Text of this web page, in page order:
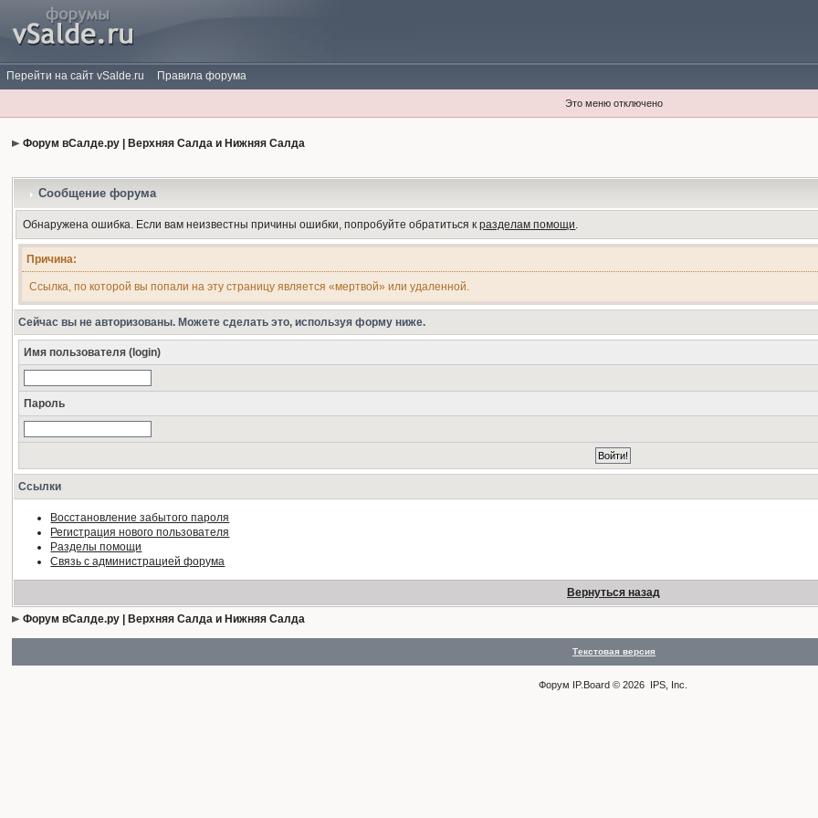
Перейти на сайт vSalde.ru Правила форума
Это меню отключено
Форум вСалде.ру | Верхняя Салда и Нижняя Салда
Сообщение форума
Обнаружена ошибка. Если вам неизвестны причины ошибки, попробуйте обратиться кразделам помощи.
Причина:
Ссылка, по которой вы попали на эту страницу является «мертвой» или удаленной.
Сейчас вы не авторизованы. Можете сделать это, используя форму ниже.
Имя пользователя (login)
Пароль
Ссылки
Восстановление забытого пароля
Регистрация нового пользователя
Разделы помощи
Связь с администрацией форума
Вернуться назад
Форум вСалде.ру | Верхняя Салда и Нижняя Салда
Текстовая версия
Форум IP.Board © 2026 IPS, Inc